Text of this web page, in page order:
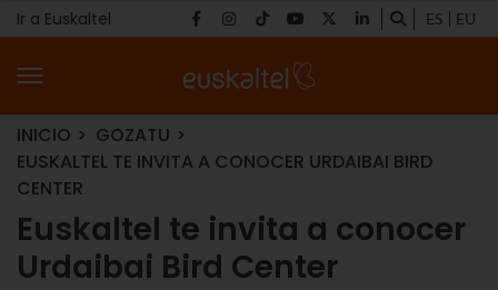
Ir a Euskaltel ES EU
INICIO
GOZATU
EUSKALTEL TE INVITA A CONOCER URDAIBAI BIRD
CENTER
Euskaltel te invita a conocer
Urdaibai Bird Center